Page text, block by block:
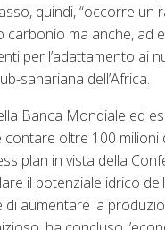
quindi, “occorre
ma anche, ad
per l’adattamento ai
sahariana dell’Africa.
Banca Mondiale ed
oltre 100
plan in vista della
il potenziale idrico
aumentare la